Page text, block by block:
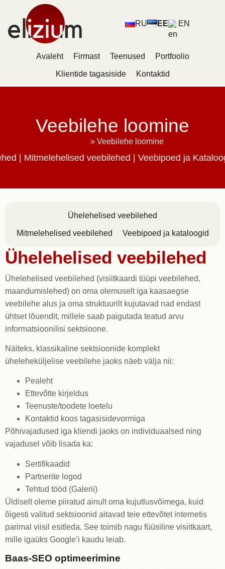
RU EE EN
Avaleht Firmast Teenused Portfoolio
Klientide tagasiside Kontaktid
Veebilehe loomine
» Veebilehe loomine
veebilehed | Veebipoed ja Kataloogid
Ühelehelised veebilehed
Mitmelehelised veebilehed Veebipoed ja kataloogid
Ühelehelised veebilehed
Ühelehelised veebilehed (visiitkaardi tüüpi veebilehed,
maandumislehed) on oma olemuselt iga kaasaegse
veebilehe alus ja oma struktuurilt kujutavad nad endast
ühtset lõuendit, millele saab paigutada teatud arvu
informatsioonilisi sektsioone.
Näiteks, klassikaline sektsioonide komplekt
üheleheküljelise veebilehe jaoks näeb välja nii:
Pealeht
Ettevõtte kirjeldus
Teenuste/toodete loetelu
Kontaktid koos tagasisidevormiga
Põhivajadused iga kliendi jaoks on individuaalsed ning
vajadusel võib lisada ka:
Sertifikaadid
Partnerite logod
Tehtud tööd (Galerii)
Üldiselt oleme piiratud ainult oma kujutlusvõimega, kuid
õigesti valitud sektsioonid aitavad teie ettevõtet internetis
parimal viisil esitleda. See toimib nagu füüsiline visiitkaart,
mille igaüks Google’i kaudu leiab.
Baas-SEO optimeerimine